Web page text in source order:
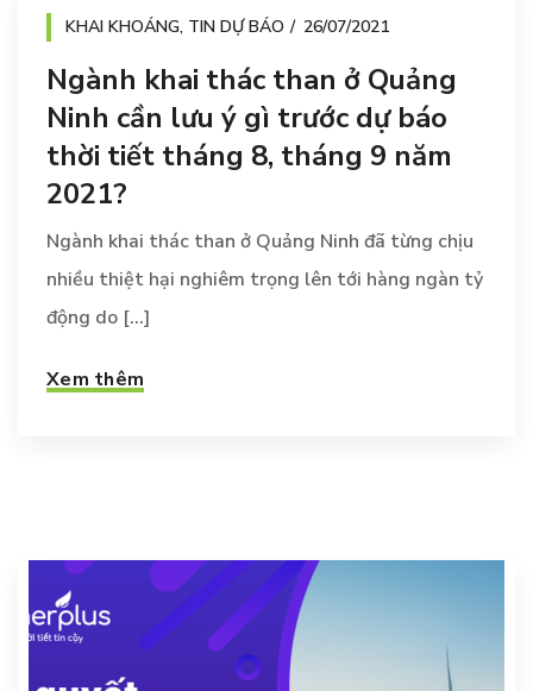
KHAI KHOÁNG, TIN DỰ BÁO 26/07/2021
Ngành khai thác than ở Quảng
Ninh cần lưu ý gì trước dự báo
thời tiết tháng 8, tháng 9 năm
2021?
Ngành khai thác than ở Quảng Ninh đã từng chịu
nhiều thiệt hại nghiêm trọng lên tới hàng ngàn tỷ
động do [...]
Xem thêm